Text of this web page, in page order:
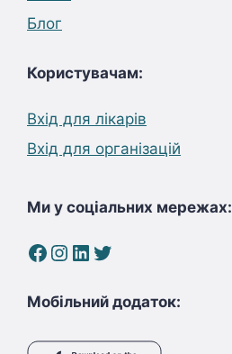
Блог
Користувачам:
Вхід для лікарів
Вхід для організацій
Ми у соціальних мережах:
Facebook
Instagram
LinkedIn
Twitter
Мобільний додаток: